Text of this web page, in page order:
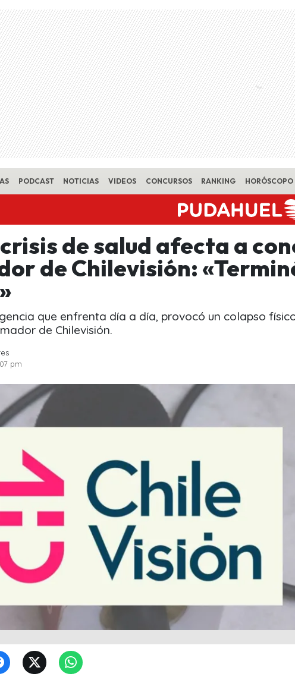
PODCAST NOTICIAS VIDEOS CONCURSOS RANKING HORÓSCOPO
de salud afecta a
de Chilevisión:
que enfrenta día a día, provocó un colapso
de Chilevisión.
pm